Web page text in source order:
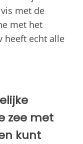
met de
met het
heeft echt alle
zee met
kunt